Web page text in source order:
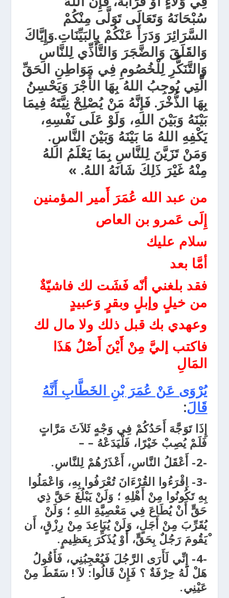
سُبْحَانَهُ وَتَعَالَى تَوَلَّى مِنْكُمْ
السَّرَائِرَ وَدَرَأَ عَنْكُمْ بِالبَيِّنَاتِ.وَإِيَّاكَ
وَالقَلَقَ وَالضَّجَرَ وَالتَّأَذِّي لِلنَّاسِ
وَالتَّنَكُّرِ لِلْخُصُومِ فِي مَوَاطِنِ الحَقِّ
الَّتِي يُوجِبُ اللهُ بِهَا الأَجْرَ وَيَحْسِنُ
بِهَا الذُّخْرَ. فَإِنَّهُ مَنْ يُصْلِحْ نِيَّتَهُ فِيمَا
بَيْنَهُ وَبَيْنَ اللهِ، وَلَوْ عَلَى نَفْسِهِ،
يَكْفِهِ اللهُ مَا بَيْنَهُ وَبَيْنَ النَّاسِ.
وَمَنْ تَزَيَّنَ لِلنَّاسِ بِمَا يَعْلَمُ اللهُ
مِنْهُ غَيْرَ ذَلِكَ شَانَهُ اللهُ. »
من عبد الله عُمَرَ أَمير المؤمنين
إِلَى عَمرو بن العاص
سلام عليك
أمَّا بعد
فقد بلغني أنّه فَشَت لك فاشيّةٌ
من خيلٍ وإبلٍ وبقرٍ وَعبيدٍ
وعهدي بك قبل ذلك ولا مال لك
فاكتب إليَّ مِنْ أَيْنَ أَصْلُ هَذَا
المَالِ
يُرْوَى عَنْ عُمَرَ بْنِ الخَطَّابِ أَنَّهُ
قَالَ:
إِذَا تَوَجَّهَ أَحَدُكُمْ فِي وَجْهٍ ثَلاَثَ مَرَّاتٍ
فَلَمْ يُصِبْ خَيْرًا، فَلْيَدَعْهُ – –
-2-
أَعْقَلُ النَّاسِ، أَعْذَرُهُمْ لِلنَّاسِ.
-3-
اِقْرَءُوا القُرْءَانَ تُعْرَفُوا بِهِ، وَاعْمَلُوا
بِهِ تَكُونُوا مِنْ أَهْلِهِ ؛ وَلَنْ يَبْلُغَ حَقَّ ذِي
حَقٍّ أَنْ يُطَاعَ فِي مَعْصِيَّةِ اللهِ ؛ وَلَنْ
يُقَرِّبَ مِنْ أَجَلٍ، وَلَنْ يُبَاعِدَ مِنْ رِزْقٍ، أَن
ْيَقُومَ رَجُلٌ بِحَقٍّ، أَوْ يُذَكِّرَ بِعَظِيمٍ.
-4-
إِنِّي لَأَرَى الرَّجُلَ فَيُعْجِبُنِي، فَأَقُولُ
هَلْ لَهُ حِرْفَةٌ ؟ فَإِنْ قَالُوا: لاَ ! سَقَطَ مِنْ
عَيْنِي.